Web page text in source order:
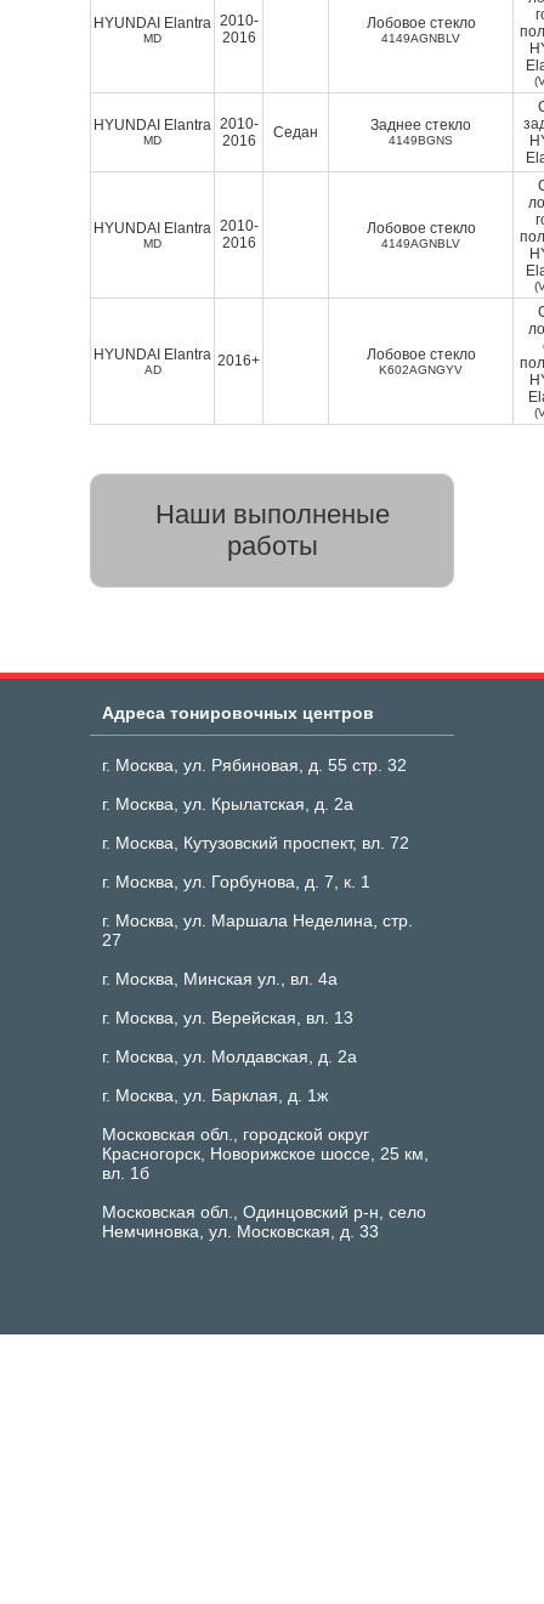
HYUNDAI Elantra
MD
2010-
2016
Лобовое стекло
4149AGNBLV
HYUNDAI Elantra
MD
2010-
2016
Седан Заднее стекло
4149BGNS
HYUNDAI Elantra
MD
2010-
2016
Лобовое стекло
4149AGNBLV
HYUNDAI Elantra
AD
2016+ Лобовое стекло
K602AGNGYV
Наши выполненые
работы
Адреса тонировочных центров
г. Москва, ул. Рябиновая, д. 55 стр. 32
г. Москва, ул. Крылатская, д. 2а
г. Москва, Кутузовский проспект, вл. 72
г. Москва, ул. Горбунова, д. 7, к. 1
г. Москва, ул. Маршала Неделина, стр.
27
г. Москва, Минская ул., вл. 4а
г. Москва, ул. Верейская, вл. 13
г. Москва, ул. Молдавская, д. 2а
г. Москва, ул. Барклая, д. 1ж
Московская обл., городской округ
Красногорск, Новорижское шоссе, 25 км,
вл. 1б
Московская обл., Одинцовский р-н, село
Немчиновка, ул. Московская, д. 33